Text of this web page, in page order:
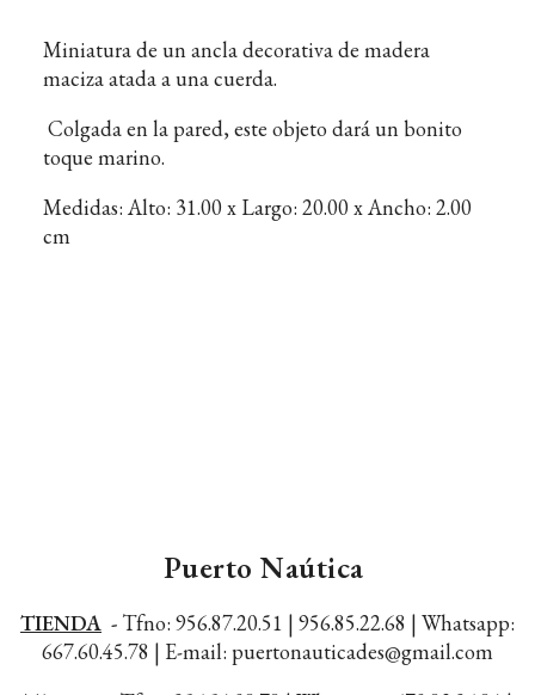
Miniatura de un ancla decorativa de madera
maciza atada a una cuerda.
Colgada en la pared, este objeto dará un bonito
toque marino.
Medidas: Alto: 31.00 x Largo: 20.00 x Ancho: 2.00
cm
Puerto Naútica
TIENDA - Tfno: 956.87.20.51 | 956.85.22.68 | Whatsapp:
667.60.45.78 | E-mail: puertonauticades@gmail.com